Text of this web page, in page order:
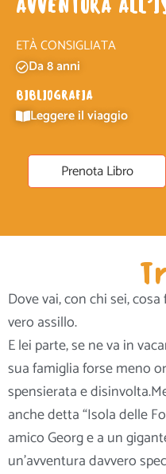
AVVENTURA
ETÀ CONSIGLIATA
Da 8 anni
BIBLIOGRAFIA
Leggere il viaggio
Prenota Libro
Dove vai, con chi sei,
vero assillo.
E lei parte, se ne va in
sua famiglia forse meno
spensierata e
anche detta “Isola delle
amico Georg e a un
un’avventura davvero